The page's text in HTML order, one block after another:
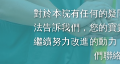
對於本院有任何的
法告訴我們，您的
繼續努力改進的動
們聯絡